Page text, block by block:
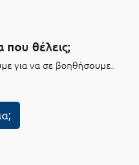
που θέλεις;
για να σε βοηθήσουμε.